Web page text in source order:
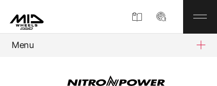
Menu